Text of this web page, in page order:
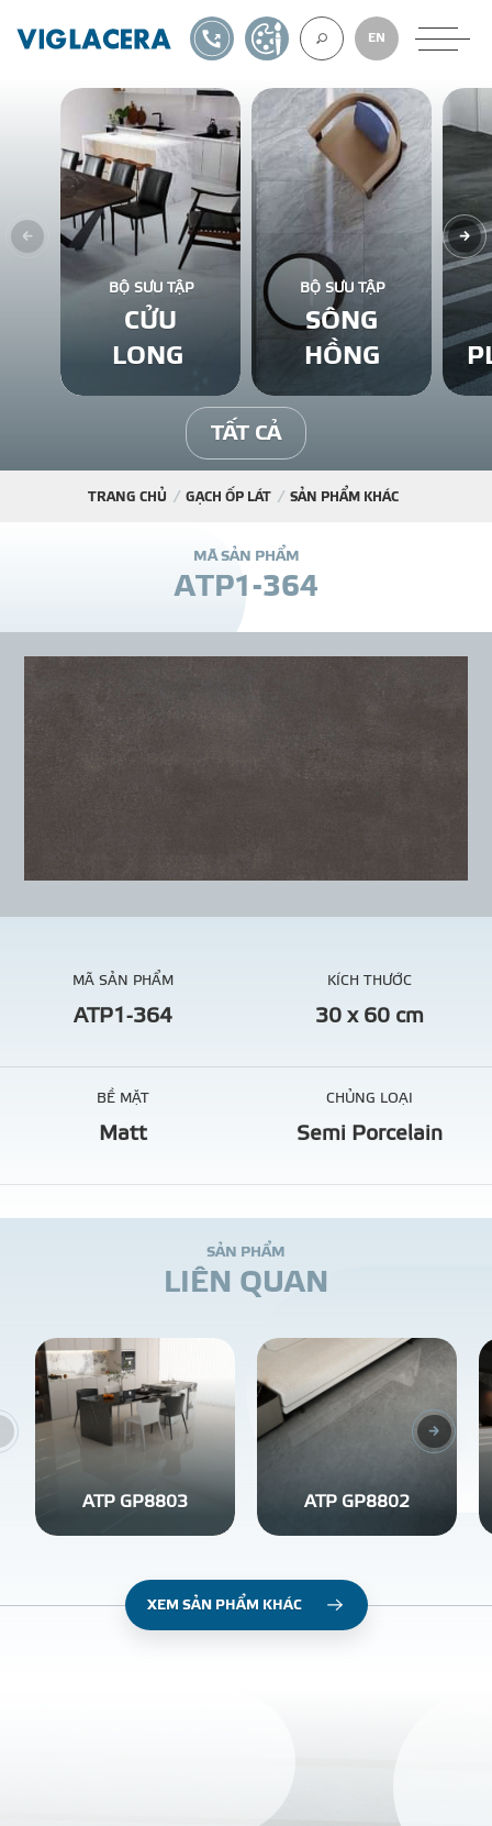
VỀ CHÚNG
GẠCH ỐP LÁT
BÊ TÔNG KHÍ
NGÓI LỢP
THƯ
EN
1900561582TỰ THIẾT KẾ
BỘ SƯU TẬP
CỬU
LONG
BỘ SƯU TẬP
SÔNG
HỒNG
TẤT CẢ
TRANG CHỦ GẠCH ỐP LÁT SẢN PHẨM KHÁC
MÃ SẢN PHẨM
ATP1-364
MÃ SẢN PHẨM
ATP1-364
KÍCH THƯỚC
30 x 60 cm
BỀ MẶT
Matt
CHỦNG LOẠI
Semi Porcelain
SẢN PHẨM
LIÊN QUAN
ATP GP8803 ATP GP8802
XEM SẢN PHẨM KHÁC